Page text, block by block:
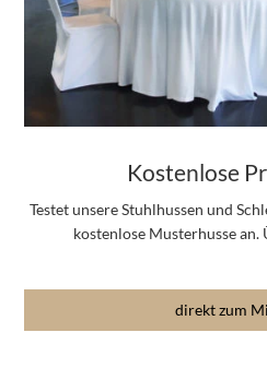
Kostenlose
Testet unsere Stuhlhussen und
kostenlose Musterhusse an.
direkt zum